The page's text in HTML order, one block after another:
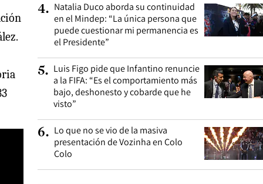
4. Natalia Duco aborda su continuidad
en el Mindep: “La única persona que
puede cuestionar mi permanencia es
el Presidente”
5. Luis Figo pide que Infantino renuncie
a la FIFA: “Es el comportamiento más
bajo, deshonesto y cobarde que he
visto”
6. Lo que no se vio de la masiva
presentación de Vozinha en Colo
Colo